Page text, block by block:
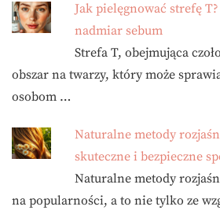
Jak pielęgnować strefę
nadmiar sebum
Strefa T, obejmująca
obszar na twarzy, który może
osobom …
Naturalne metody
skuteczne i bezpieczne
Naturalne metody
na popularności, a to nie tylko ze